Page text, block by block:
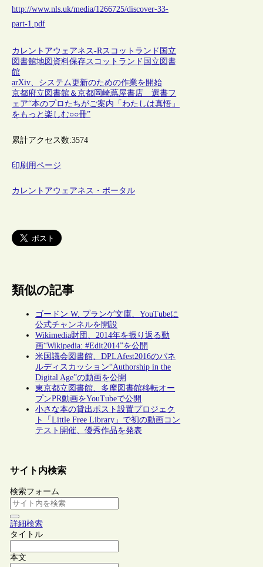
http://www.nls.uk/media/1266725/discover-33-
part-1.pdf
カレントアウェアネス-Rスコットランド 国立
図書館地図 資料保存スコットランド国立図書
館
arXiv、システム更新のための作業を開始
京都府立図書館＆京都岡崎蔦屋書店 選書フ
ェア“本のプロたちがご案内「わたしは真悟」
をもっと楽しむ○○冊”
累計アクセス数:3574
印刷用ページ
カレントアウェアネス・ポータル
類似の記事
ゴードン W. プランゲ文庫、YouTubeに
公式チャンネルを開設
Wikimedia財団、2014年を振り返る動
画“Wikipedia: #Edit2014”を公開
米国議会図書館、DPLAfest2016のパネ
ルディスカッション“Authorship in the
Digital Age”の動画を公開
東京都立図書館、多摩図書館移転オー
プンPR動画をYouTubeで公開
小さな本の貸出ポスト設置プロジェク
ト「Little Free Library」で初の動画コン
テスト開催、優秀作品を発表
サイト内検索
検索フォーム
詳細検索
タイトル
本文